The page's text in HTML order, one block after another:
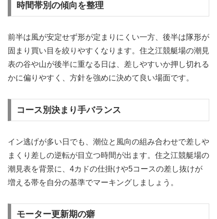
時間帯別の傾向を整理
前半は風が安定せず形が定まりにくい一方、後半は隊形が
固まり買い目を絞りやすくなります。住之江競艇場の潮見
表の谷や山が後半に重なる日は、差しやすいか押し切れる
かに偏りやすく、方針を強めに決めて良い場面です。
コース別決まり手バランス
イン逃げが多い日でも、潮位と風向の組み合わせで差しや
まくり差しの逆転が目立つ時間が出ます。住之江競艇場の
潮見表を背景に、4カドの仕掛けや5コースの差し抜けが
増える帯を自分の基準でマーキングしましょう。
モーター更新期の癖